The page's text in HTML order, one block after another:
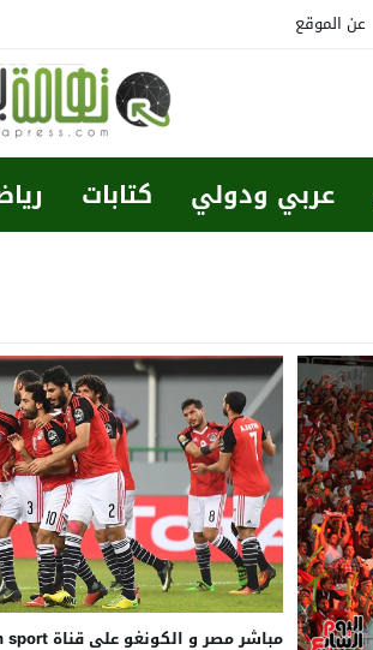
عن الموقع
عربي ودولي كتابات